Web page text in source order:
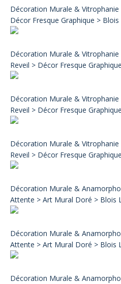
Décoration Murale & Vitrophanie
Décor Fresque Graphique > Blois
Décoration Murale & Vitrophanie
Reveil > Décor Fresque
Décoration Murale & Vitrophanie
Reveil > Décor Fresque
Décoration Murale & Vitrophanie
Reveil > Décor Fresque
Décoration Murale &
Attente > Art Mural Doré > Blois
Décoration Murale &
Attente > Art Mural Doré > Blois
Décoration Murale &